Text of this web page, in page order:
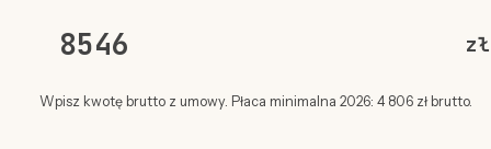
zł
Wpisz kwotę brutto z umowy. Płaca minimalna 2026: 4 806 zł brutto.